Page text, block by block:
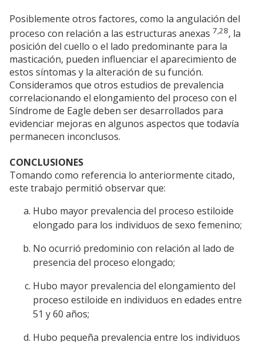
Posiblemente otros factores, como la angulación del
proceso con relación a las estructuras anexas 7,28, la
posición del cuello o el lado predominante para la
masticación, pueden influenciar el aparecimiento de
estos síntomas y la alteración de su función.
Consideramos que otros estudios de prevalencia
correlacionando el elongamiento del proceso con el
Síndrome de Eagle deben ser desarrollados para
evidenciar mejoras en algunos aspectos que todavía
permanecen inconclusos.
CONCLUSIONES
Tomando como referencia lo anteriormente citado,
este trabajo permitió observar que:
Hubo mayor prevalencia del proceso estiloide
elongado para los individuos de sexo femenino;
No ocurrió predominio con relación al lado de
presencia del proceso elongado;
Hubo mayor prevalencia del elongamiento del
proceso estiloide en individuos en edades entre
51 y 60 años;
Hubo pequeña prevalencia entre los individuos